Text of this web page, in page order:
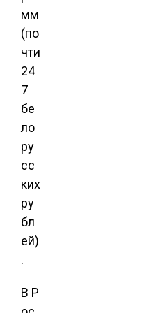
мм
(по
чти
24
7
бе
ло
ру
сс
ких
ру
бл
ей)
.
В Р